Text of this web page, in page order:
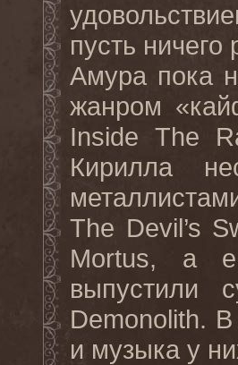
пусть ничего
Амура пока
жанром
Inside The
Кирилла
The Devil’s
Mortus, а
выпустили
Demonolith.
и музыка у